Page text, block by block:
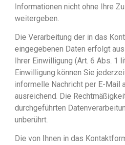
Informationen nicht ohne Ihre
weitergeben.
Die Verarbeitung der in das
eingegebenen Daten erfolgt
Ihrer Einwilligung (Art. 6 Abs. 1
Einwilligung können Sie
informelle Nachricht per E-Mail
ausreichend. Die
durchgeführten
unberührt.
Die von Ihnen in das